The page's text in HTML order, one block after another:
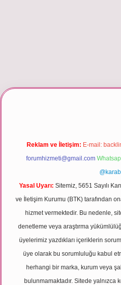
giriş
Reklam ve İletişim: E-mail:
forumhizmeti@gmail.com
Yasal Uyarı: Sitemiz, 5651 Sayılı
ve İletişim Kurumu (BTK) tarafından
hizmet vermektedir. Bu nedenle,
denetleme veya araştırma
üyelerimiz yazdıkları içeriklerin
üye olarak bu sorumluluğu kabul
herhangi bir marka, kurum veya
bulunmamaktadır. Sitede yalnızca